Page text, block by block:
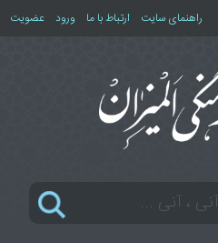
راهنمای سایت ارتباط با ما ورود عضویت